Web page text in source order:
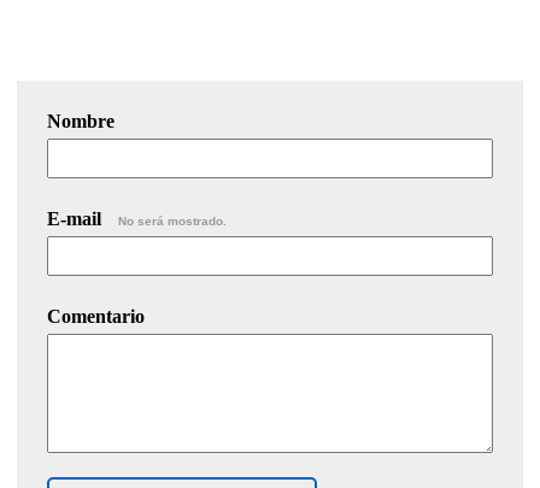
Nombre
E-mail No será mostrado.
Comentario